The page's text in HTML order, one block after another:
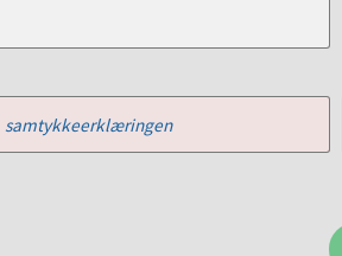
samtykkeerklæringen